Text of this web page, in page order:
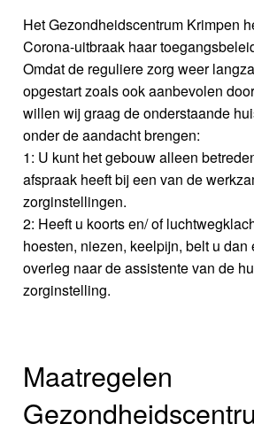
Het Gezondheidscentrum Krimpen
Corona-uitbraak haar
Omdat de reguliere zorg weer
opgestart zoals ook aanbevolen
willen wij graag de onderstaande
onder de aandacht brengen:
1: U kunt het gebouw alleen
afspraak heeft bij een van de
zorginstellingen.
2: Heeft u koorts en/ of
hoesten, niezen, keelpijn, belt u dan
overleg naar de assistente van de
zorginstelling.
Maatregelen